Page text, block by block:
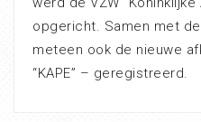
opgericht. Samen met
meteen ook de nieuwe
“KAPE” – geregistreerd.